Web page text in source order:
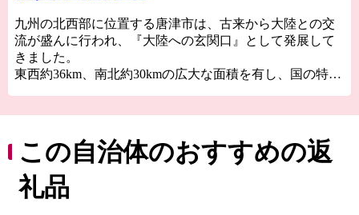
九州の北西部に位置する唐津市は、古来から大陸との交
流が盛んに行われ、『大陸への玄関口』として発展して
きました。
東西約36km、南北約30kmの広大な面積を有し、国の特別
品“唐津焼”、日本三大朝市”呼子の朝市”など、自然・歴
史・文化に溢れています。
この自治体のおすすめの返
礼品